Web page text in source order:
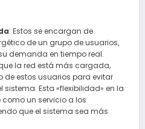
: Estos se encargan de
de un grupo de usuarios,
demanda en tiempo real.
la red está más cargada,
de estos usuarios para evitar
Esta «flexibilidad» en la
un servicio a los
que el sistema sea más